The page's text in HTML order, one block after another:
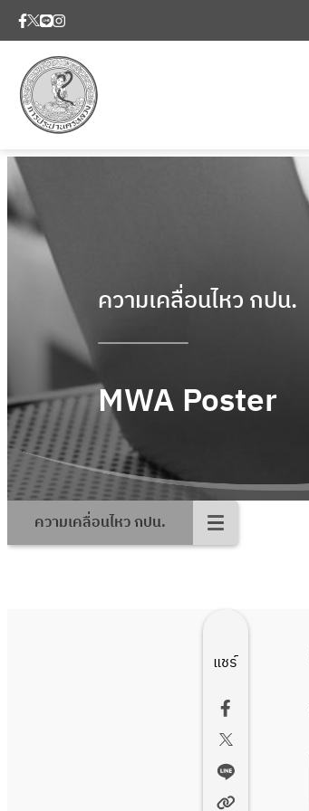
ความเคลื่อนไหว กปน.
MWA Poster
ความเคลื่อนไหว กปน.
แชร์